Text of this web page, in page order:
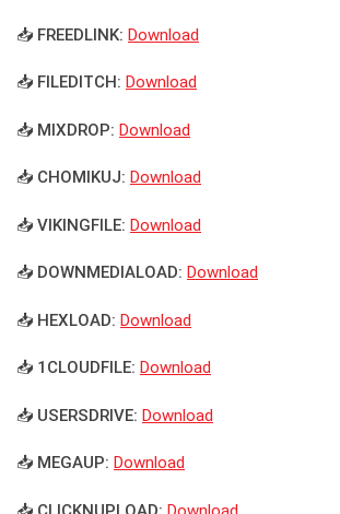
📥 FREEDLINK: Download
📥 FILEDITCH: Download
📥 MIXDROP: Download
📥 CHOMIKUJ: Download
📥 VIKINGFILE: Download
📥 DOWNMEDIALOAD: Download
📥 HEXLOAD: Download
📥 1CLOUDFILE: Download
📥 USERSDRIVE: Download
📥 MEGAUP: Download